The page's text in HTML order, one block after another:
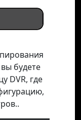
будете
DVR, где